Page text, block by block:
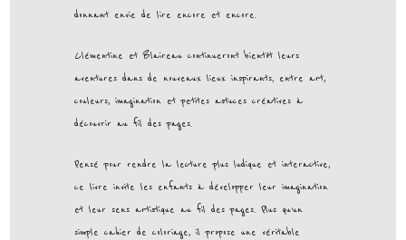
donnant envie de lire encore et encore.
Clémentine et Blaireau continueront bientôt leurs
aventures dans de nouveaux lieux inspirants, entre art,
couleurs, imagination et petites astuces créatives à
découvrir au fil des pages.
Pensé pour rendre la lecture plus ludique et interactive,
ce livre invite les enfants à développer leur imagination
et leur sens artistique au fil des pages. Plus qu’un
simple cahier de coloriage, il propose une véritable